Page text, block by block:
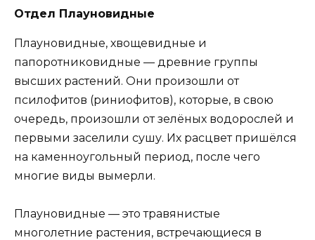
Отдел Плауновидные
Плауновидные, хвощевидные и
папоротниковидные — древние группы
высших растений. Они произошли от
псилофитов (риниофитов), которые, в свою
очередь, произошли от зелёных водорослей и
первыми заселили сушу. Их расцвет пришёлся
на каменноугольный период, после чего
многие виды вымерли.
Плауновидные — это травянистые
многолетние растения, встречающиеся в